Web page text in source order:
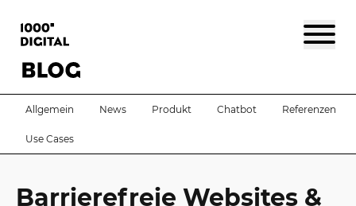
Allgemein News Produkt Chatbot Referenzen
Use Cases
Barrierefreie Websites &